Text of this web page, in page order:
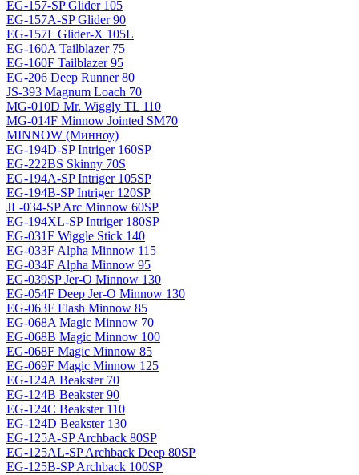
EG-157-SP Glider 105
EG-157A-SP Glider 90
EG-157L Glider-X 105L
EG-160A Tailblazer 75
EG-160F Tailblazer 95
EG-206 Deep Runner 80
JS-393 Magnum Loach 70
MG-010D Mr. Wiggly TL 110
MG-014F Minnow Jointed SM70
MINNOW (Минноу)
EG-194D-SP Intriger 160SP
EG-222BS Skinny 70S
EG-194A-SP Intriger 105SP
EG-194B-SP Intriger 120SP
JL-034-SP Arc Minnow 60SP
EG-194XL-SP Intriger 180SP
EG-031F Wiggle Stick 140
EG-033F Alpha Minnow 115
EG-034F Alpha Minnow 95
EG-039SP Jer-O Minnow 130
EG-054F Deep Jer-O Minnow 130
EG-063F Flash Minnow 85
EG-068A Magic Minnow 70
EG-068B Magic Minnow 100
EG-068F Magic Minnow 85
EG-069F Magiс Minnow 125
EG-124A Beakster 70
EG-124B Beakster 90
EG-124C Beakster 110
EG-124D Beakster 130
EG-125A-SP Archback 80SP
EG-125AL-SP Archback Deep 80SP
EG-125B-SP Archback 100SP